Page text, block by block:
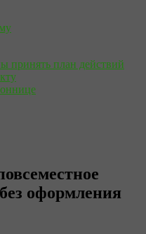
принять план действий
оформления